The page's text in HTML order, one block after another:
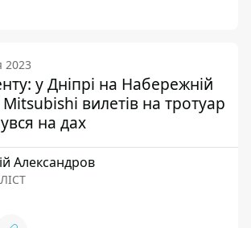
2023
у Дніпрі на Набережній
Mitsubishi вилетів на тротуар
на дах
Александров